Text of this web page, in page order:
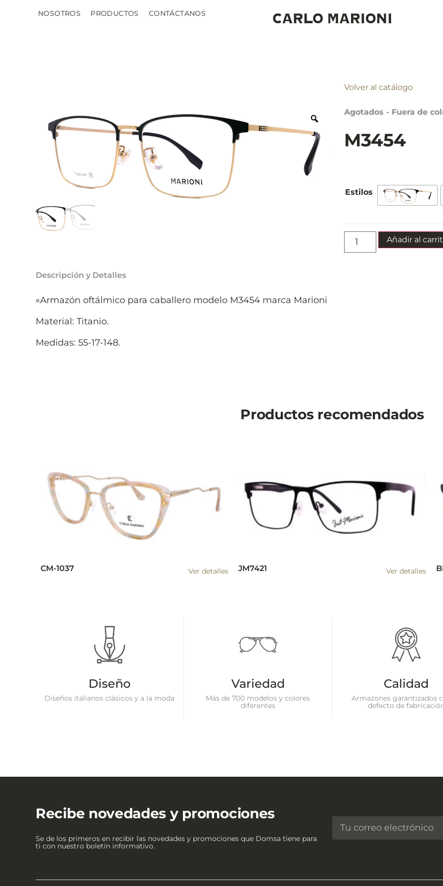
NOSOTROS PRODUCTOS CONTÁCTANOS
Descripción y Detalles
«Armazón oftálmico para caballero modelo M3454 marca Marioni
Material: Titanio.
Medidas: 55-17-148.
Volver al catálogo
Agotados - Fuera de
M3454
Añadir al
Productos recomendados
CM-1037 Ver detalles JM7421 Ver detalles
Diseño
Diseños italianos clásicos y a la moda
Variedad
Más de 700 modelos y colores
diferentes
Calidad
Armazones garantizados
defecto de
Recibe novedades y promociones
Se de los primeros en recibir las novedades y promociones que Domsa tiene para
ti con nuestro boletín informativo.